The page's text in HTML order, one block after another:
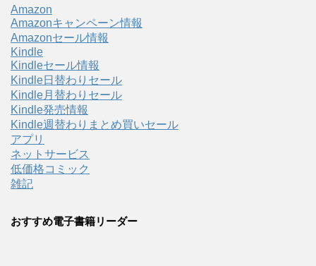
Amazon
Amazonキャンペーン情報
Amazonセール情報
Kindle
Kindleセール情報
Kindle日替わりセール
Kindle月替わりセール
Kindle発売情報
Kindle週替わりまとめ買いセール
アプリ
ネットサービス
低価格コミック
雑記
おすすめ電子書籍リーダー